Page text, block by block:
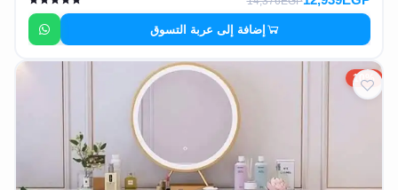
إضافة إلى عربة التسوق
10%